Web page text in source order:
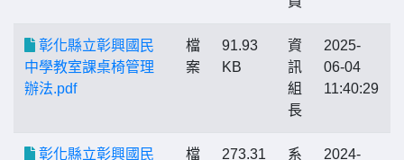
彰化縣立彰興國民
中學教室課桌椅管理
辦法.pdf
檔
案
91.93
KB
資
訊
組
長
2025-
06-04
11:40:29
彰化縣立彰興國民
檔
273.31
系
2024-